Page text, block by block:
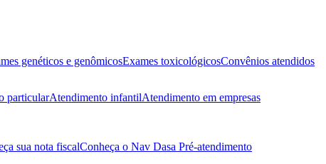
genéticos e genômicosExames toxicológicosConvênios atendidos
particularAtendimento infantilAtendimento em empresas
sua nota fiscalConheça o Nav Dasa Pré-atendimento